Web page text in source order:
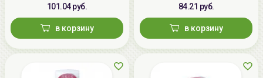
101.04 руб.
в корзину
84.21 руб.
в корзину